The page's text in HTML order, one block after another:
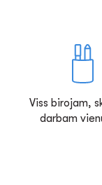
Viss birojam,
darbam